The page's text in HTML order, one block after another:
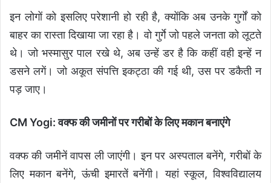
इन लोगों को इसलिए परेशानी हो रही है, क्योंकि अब उनके गुर्गों को
बाहर का रास्ता दिखाया जा रहा है। वो गुर्गे जो पहले जनता को लूटते
थे। जो भस्मासुर पाल रखे थे, अब उन्हें डर है कि कहीं वही इन्हें न
डसने लगें। जो अकूत संपत्ति इकट्ठा की गई थी, उस पर डकैती न
पड़ जाए।
CM Yogi: वक्फ की जमीनों पर गरीबों के लिए मकान बनाएंगे
वक्फ की जमीनें वापस ली जाएंगी। इन पर अस्पताल बनेंगे, गरीबों के
लिए मकान बनेंगे, ऊंची इमारतें बनेंगी। यहां स्कूल, विश्वविद्यालय